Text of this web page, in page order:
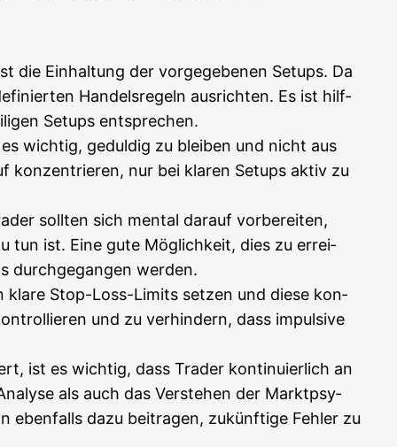
die Ein­hal­tung der vor­ge­ge­be­nen Set­ups. Da
Han­dels­re­geln aus­rich­ten. Es ist hilf­
Set­ups entsprechen.
wich­tig, gedul­dig zu blei­ben und nicht aus
kon­zen­trie­ren, nur bei kla­ren Set­ups aktiv zu
soll­ten sich men­tal dar­auf vor­be­rei­ten,
tun ist. Eine gute Mög­lich­keit, dies zu errei­
durch­ge­gan­gen werden.
kla­re Stop-Loss-Limits set­zen und die­se kon­
und zu ver­hin­dern, dass impul­si­ve
ist es wich­tig, dass Trader kon­ti­nu­ier­lich an
als auch das Ver­ste­hen der Markt­psy­
eben­falls dazu bei­tra­gen, zukünf­ti­ge Feh­ler zu